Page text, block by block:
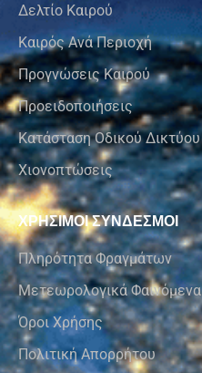
Δελτίο Καιρού
Καιρός Ανά Περιοχή
Προγνώσεις Καιρού
Προειδοποιήσεις
Κατάσταση Οδικού Δικτύου
Χιονοπτώσεις
ΧΡΗΣΙΜΟΙ ΣΥΝΔΕΣΜΟΙ
Πληρότητα Φραγμάτων
Μετεωρολογικά Φαινόμενα
Όροι Χρήσης
Πολιτική Απορρήτου